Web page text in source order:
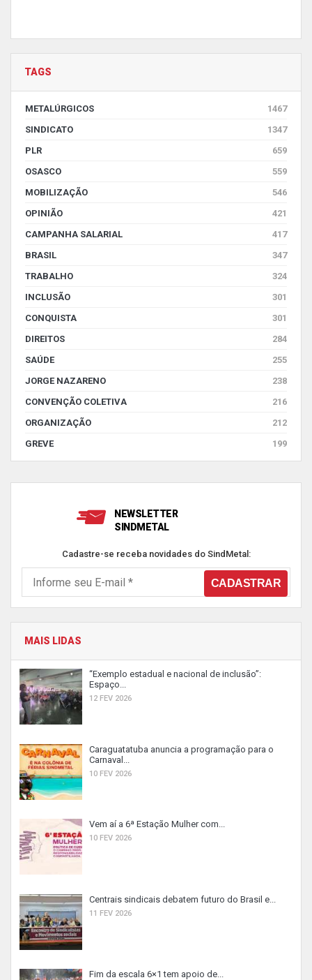
TAGS
METALÚRGICOS
1467
SINDICATO
1347
PLR
659
OSASCO
559
MOBILIZAÇÃO
546
OPINIÃO
421
CAMPANHA SALARIAL
417
BRASIL
347
TRABALHO
324
INCLUSÃO
301
CONQUISTA
301
DIREITOS
284
SAÚDE
255
JORGE NAZARENO
238
CONVENÇÃO COLETIVA
216
ORGANIZAÇÃO
212
GREVE
199
NEWSLETTER
SINDMETAL
Cadastre-se receba novidades do SindMetal:
MAIS LIDAS
“Exemplo estadual e nacional de inclusão”:
Espaço...
12 FEV 2026
Caraguatatuba anuncia a programação para o
Carnaval...
10 FEV 2026
Vem aí a 6ª Estação Mulher com...
10 FEV 2026
Centrais sindicais debatem futuro do Brasil e...
11 FEV 2026
Fim da escala 6×1 tem apoio de...